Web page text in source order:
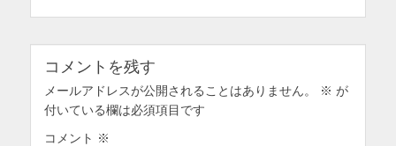
シ
ョ
ン
コメントを残す
メールアドレスが公開されることはありません。 ※ が
付いている欄は必須項目です
コメント ※